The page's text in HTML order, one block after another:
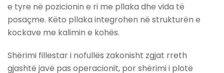
e tyre në pozicionin e ri me pllaka dhe vida të
posaçme. Këto pllaka integrohen në strukturën e
kockave me kalimin e kohës.
Shërimi fillestar i nofullës zakonisht zgjat rreth
gjashtë javë pas operacionit, por shërimi i plotë